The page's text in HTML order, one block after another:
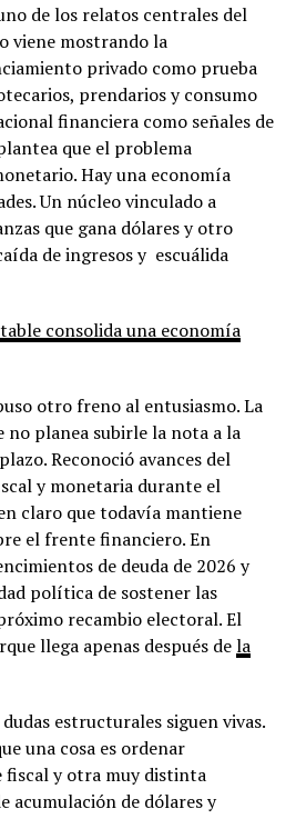
de los relatos centrales del
viene mostrando la
privado como prueba
prendarios y consumo
financiera como señales de
que el problema
Hay una economía
Un núcleo vinculado a
que gana dólares y otro
de ingresos y escuálida
consolida una economía
otro freno al entusiasmo. La
no planea subirle la nota a la
Reconoció avances del
y monetaria durante el
claro que todavía mantiene
el frente financiero. En
de deuda de 2026 y
política de sostener las
recambio electoral. El
llega apenas después dela
estructurales siguen vivas.
una cosa es ordenar
y otra muy distinta
acumulación de dólares y